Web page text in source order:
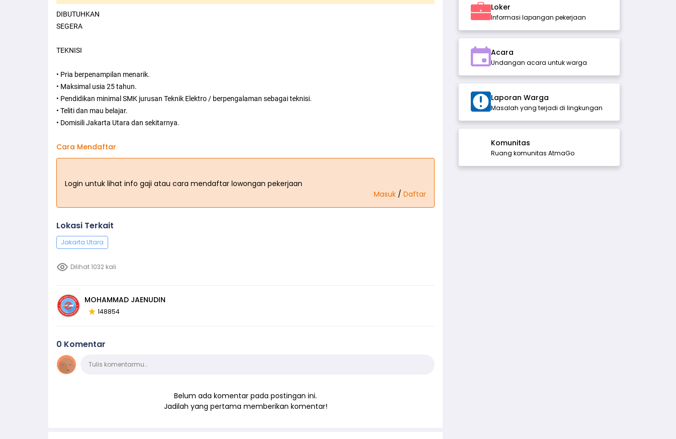
DIBUTUHKAN
SEGERA
TEKNISI
• Pria berpenampilan menarik.
• Maksimal usia 25 tahun.
• Pendidikan minimal SMK jurusan Teknik Elektro / berpengalaman sebagai teknisi.
• Teliti dan mau belajar.
• Domisili Jakarta Utara dan sekitarnya.
Cara Mendaftar
Login untuk lihat info gaji atau cara mendaftar lowongan pekerjaan
Masuk / Daftar
Lokasi Terkait
Jakarta Utara
Dilihat 1032 kali
MOHAMMAD JAENUDIN
148854
0 Komentar
KomentarTulis komentarmu…
Belum ada komentar pada postingan ini.
Jadilah yang pertama memberikan komentar!
Loker
Informasi lapangan pekerjaan
Acara
Undangan acara untuk warga
Laporan Warga
Masalah yang terjadi di lingkungan
Komunitas
Ruang komunitas AtmaGo